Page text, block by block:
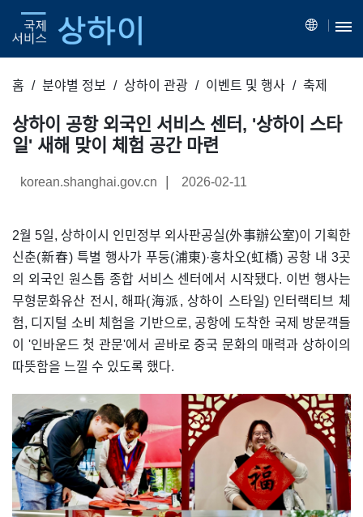
홈 분야별 정보 상하이 관광 이벤트 및 행사 축제
상하이 공항 외국인 서비스 센터, '상하이 스타
일' 새해 맞이 체험 공간 마련
korean.shanghai.gov.cn | 2026-02-11
2월 5일, 상하이시 인민정부 외사판공실(外事辦公室)이 기획한
신춘(新春) 특별 행사가 푸둥(浦東)·훙차오(虹橋) 공항 내 3곳
의 외국인 원스톱 종합 서비스 센터에서 시작됐다. 이번 행사는
무형문화유산 전시, 해파(海派, 상하이 스타일) 인터랙티브 체
험, 디지털 소비 체험을 기반으로, 공항에 도착한 국제 방문객들
이 '인바운드 첫 관문'에서 곧바로 중국 문화의 매력과 상하이의
따뜻함을 느낄 수 있도록 했다.